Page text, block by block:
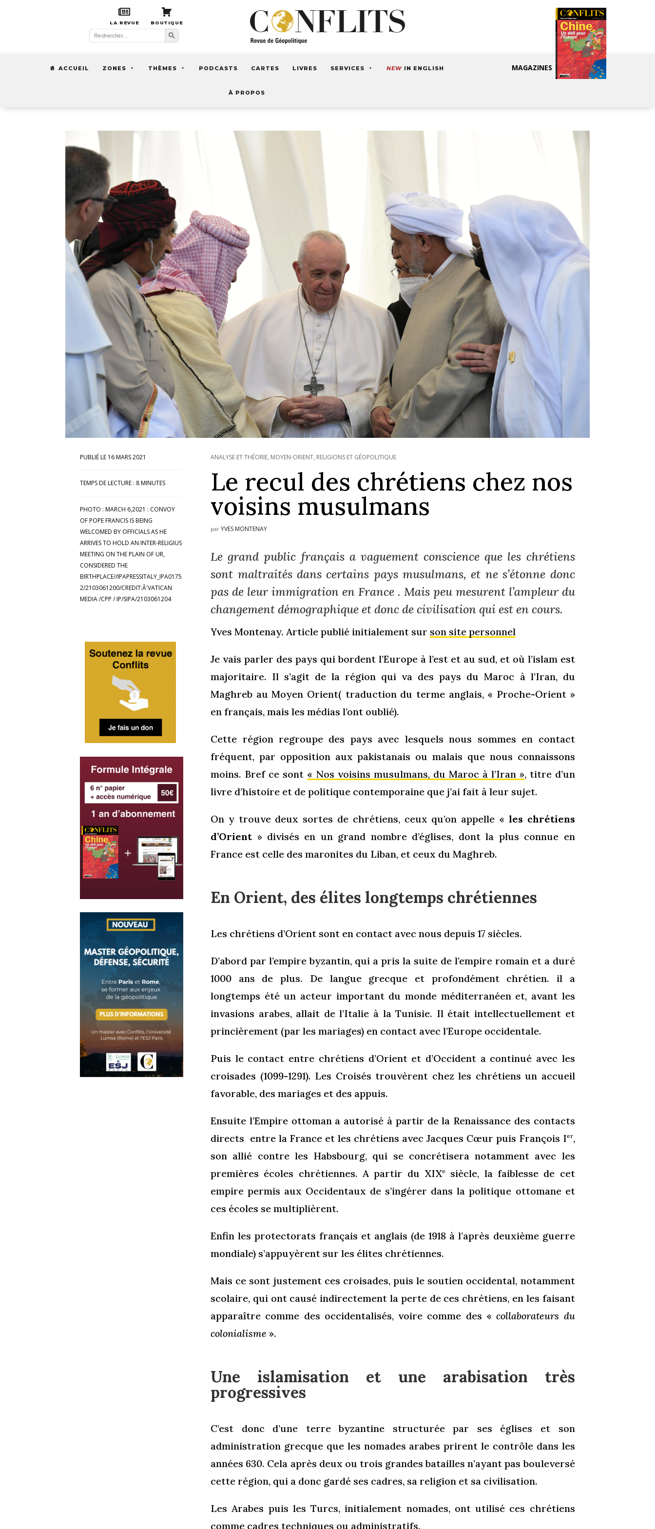
LA REVUE BOUTIQUE
Search
for:
Search Button
ACCUEIL ZONES THÈMES PODCASTS CARTES LIVRES SERVICES NEW IN ENGLISH
À PROPOS
MAGAZINES
16 MARS 2021
TEMPS DE LECTURE : 8 MINUTES
PHOTO : MARCH 6,2021 : CONVOY
OF POPE FRANCIS IS BEING
WELCOMED BY OFFICIALS AS HE
ARRIVES TO HOLD AN INTER-RELIGIUS
MEETING ON THE PLAIN OF UR,
CONSIDERED THE
BIRTHPLACE//IPAPRESSITALY_IPA0175
2/2103061200/CREDIT:Â'VATICAN
MEDIA /CPP / IP/SIPA/2103061204
ANALYSE ET THÉORIE, MOYEN-ORIENT, RELIGIONS ET GÉOPOLITIQUE
Le recul des chrétiens chez nos
voisins musulmans
parYVES MONTENAY
Le grand public français a vaguement conscience que les chrétiens
sont maltraités dans certains pays musulmans, et ne s’étonne donc
pas de leur immigration en France . Mais peu mesurent l’ampleur du
changement démographique et donc de civilisation qui est en cours.
Yves Montenay. Article publié initialement sur son site personnel
Je vais parler des pays qui bordent l’Europe à l’est et au sud, et où l’islam est
majoritaire. Il s’agit de la région qui va des pays du Maroc à l’Iran, du
Maghreb au Moyen Orient( traduction du terme anglais, « Proche-Orient »
en français, mais les médias l’ont oublié).
Cette région regroupe des pays avec lesquels nous sommes en contact
fréquent, par opposition aux pakistanais ou malais que nous connaissons
moins. Bref ce sont « Nos voisins musulmans, du Maroc à l’Iran », titre d’un
livre d’histoire et de politique contemporaine que j’ai fait à leur sujet.
On y trouve deux sortes de chrétiens, ceux qu’on appelle « les chrétiens
d’Orient» divisés en un grand nombre d’églises, dont la plus connue en
France est celle des maronites du Liban, et ceux du Maghreb.
En Orient, des élites longtemps chrétiennes
Les chrétiens d’Orient sont en contact avec nous depuis 17 siècles.
D’abord par l’empire byzantin, qui a pris la suite de l’empire romain et a duré
1000 ans de plus. De langue grecque et profondément chrétien. il a
longtemps été un acteur important du monde méditerranéen et, avant les
invasions arabes, allait de l’Italie à la Tunisie. Il était intellectuellement et
princièrement (par les mariages) en contact avec l’Europe occidentale.
Puis le contact entre chrétiens d’Orient et d’Occident a continué avec les
croisades (1099-1291). Les Croisés trouvèrent chez les chrétiens un accueil
favorable, des mariages et des appuis.
Ensuite l’Empire ottoman a autorisé à partir de la Renaissance des contacts
directs entre la France et les chrétiens avec Jacques Cœur puis François Ier,
son allié contre les Habsbourg, qui se concrétisera notamment avec les
premières écoles chrétiennes. A partir du XIXe
siècle, la faiblesse de cet
empire permis aux Occidentaux de s’ingérer dans la politique ottomane et
ces écoles se multiplièrent.
Enfin les protectorats français et anglais (de 1918 à l’après deuxième guerre
mondiale) s’appuyèrent sur les élites chrétiennes.
Mais ce sont justement ces croisades, puis le soutien occidental, notamment
scolaire, qui ont causé indirectement la perte de ces chrétiens, en les faisant
apparaître comme des occidentalisés, voire comme des «collaborateurs du
colonialisme ».
Une islamisation et une arabisation très
progressives
C’est donc d’une terre byzantine structurée par ses églises et son
administration grecque que les nomades arabes prirent le contrôle dans les
années 630. Cela après deux ou trois grandes batailles n’ayant pas bouleversé
cette région, qui a donc gardé ses cadres, sa religion et sa civilisation.
Les Arabes puis les Turcs, initialement nomades, ont utilisé ces chrétiens
comme cadres techniques ou administratifs.